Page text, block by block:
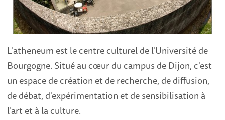
L'atheneum est le centre culturel de l'Université de
Bourgogne. Situé au cœur du campus de Dijon, c'est
un espace de création et de recherche, de diffusion,
de débat, d'expérimentation et de sensibilisation à
l'art et à la culture.